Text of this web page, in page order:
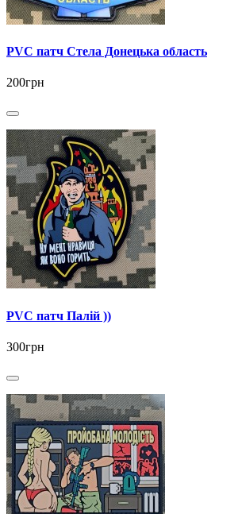
PVC патч Стела Донецька область
200грн
PVC патч Палій ))
300грн